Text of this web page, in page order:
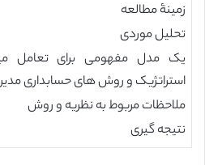
زمینۀ مطالعه
تحلیل موردی
یک مدل مفهومی برای تعامل
استراتژیک و روش های حسابداری
ملاحظات مربوط به نظریه و روش
نتیجه گیری